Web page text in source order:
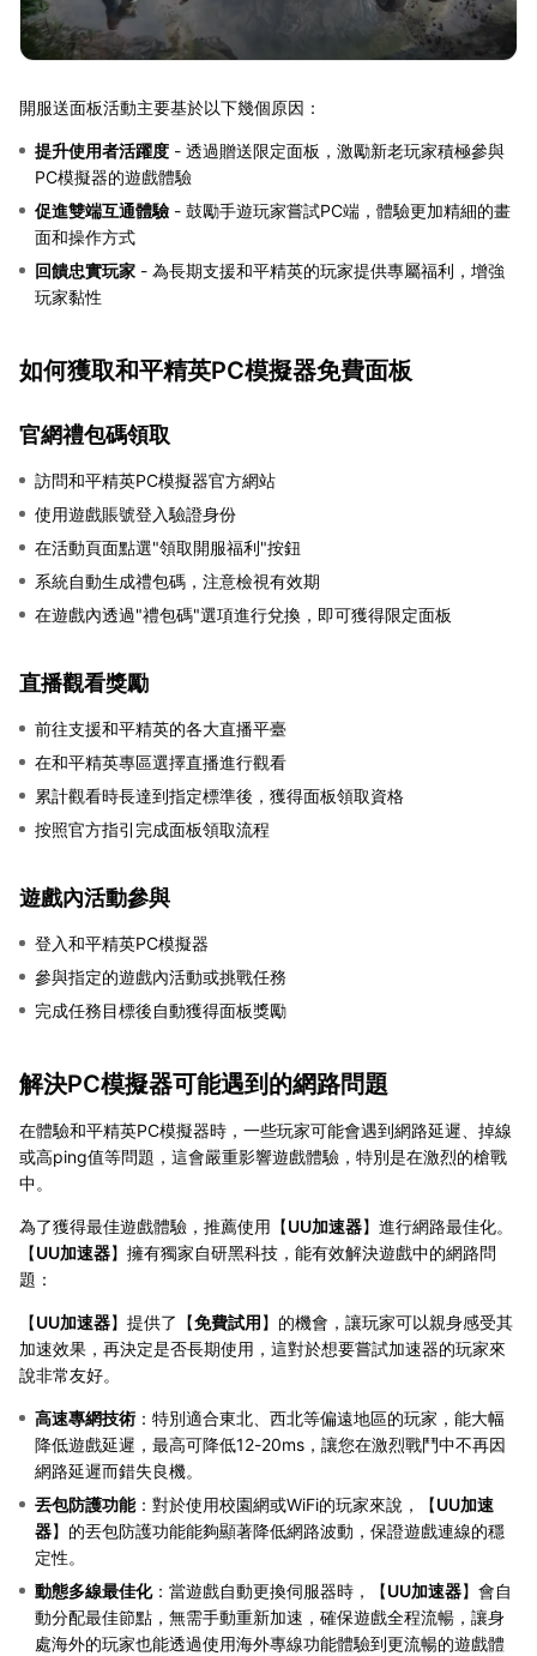
開服送面板活動主要基於以下幾個原因：
提升使用者活躍度 - 透過贈送限定面板，激勵新老玩家積極參與
PC模擬器的遊戲體驗
促進雙端互通體驗 - 鼓勵手遊玩家嘗試PC端，體驗更加精細的畫
面和操作方式
回饋忠實玩家 - 為長期支援和平精英的玩家提供專屬福利，增強
玩家黏性
如何獲取和平精英PC模擬器免費面板
官網禮包碼領取
訪問和平精英PC模擬器官方網站
使用遊戲賬號登入驗證身份
在活動頁面點選"領取開服福利"按鈕
系統自動生成禮包碼，注意檢視有效期
在遊戲內透過"禮包碼"選項進行兌換，即可獲得限定面板
直播觀看獎勵
前往支援和平精英的各大直播平臺
在和平精英專區選擇直播進行觀看
累計觀看時長達到指定標準後，獲得面板領取資格
按照官方指引完成面板領取流程
遊戲內活動參與
登入和平精英PC模擬器
參與指定的遊戲內活動或挑戰任務
完成任務目標後自動獲得面板獎勵
解決PC模擬器可能遇到的網路問題
在體驗和平精英PC模擬器時，一些玩家可能會遇到網路延遲、掉線
或高ping值等問題，這會嚴重影響遊戲體驗，特別是在激烈的槍戰
中。
為了獲得最佳遊戲體驗，推薦使用【UU加速器】進行網路最佳化。
【UU加速器】擁有獨家自研黑科技，能有效解決遊戲中的網路問
題：
【UU加速器】提供了【免費試用】的機會，讓玩家可以親身感受其
加速效果，再決定是否長期使用，這對於想要嘗試加速器的玩家來
說非常友好。
高速專網技術 ：特別適合東北、西北等偏遠地區的玩家，能大幅
降低遊戲延遲，最高可降低12-20ms，讓您在激烈戰鬥中不再因
網路延遲而錯失良機。
丟包防護功能：對於使用校園網或WiFi的玩家來說，【UU加速
器】的丟包防護功能能夠顯著降低網路波動，保證遊戲連線的穩
定性。
動態多線最佳化：當遊戲自動更換伺服器時，【UU加速器】會自
動分配最佳節點，無需手動重新加速，確保遊戲全程流暢，讓身
處海外的玩家也能透過使用海外專線功能體驗到更流暢的遊戲體